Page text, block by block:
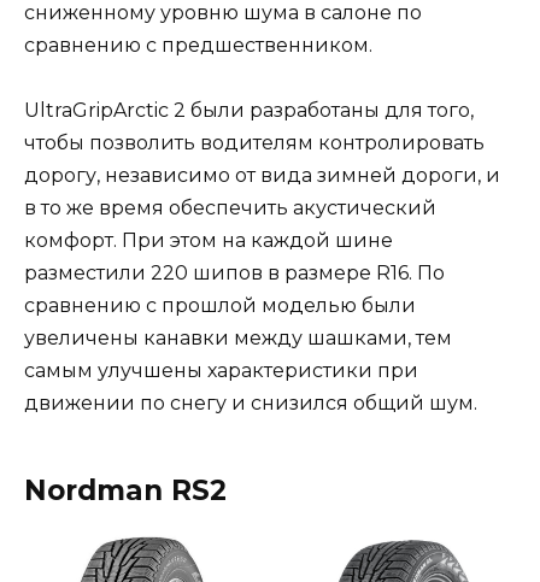
сниженному уровню шума в салоне по
сравнению с предшественником.
UltraGripArctic 2 были разработаны для того,
чтобы позволить водителям контролировать
дорогу, независимо от вида зимней дороги, и
в то же время обеспечить акустический
комфорт. При этом на каждой шине
разместили 220 шипов в размере R16. По
сравнению с прошлой моделью были
увеличены канавки между шашками, тем
самым улучшены характеристики при
движении по снегу и снизился общий шум.
Nordman RS2